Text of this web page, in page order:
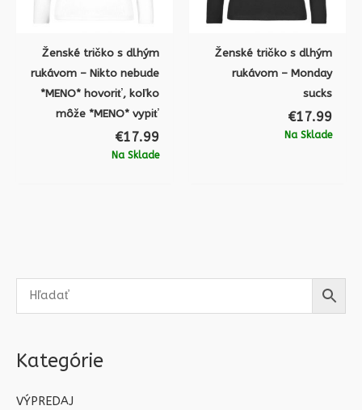
Kategórie
VÝPREDAJ
Ženské tričko s dlhým
rukávom – Nikto nebude
*MENO* hovoriť, koľko
môže *MENO* vypiť
€17.99
Na Sklade
Ženské tričko s dlhým
rukávom – Monday
sucks
€17.99
Na Sklade